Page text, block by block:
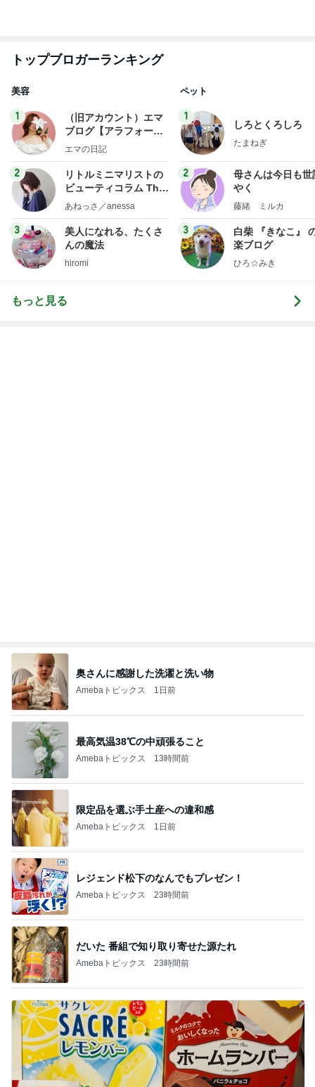
トップブロガーランキング
美容
1
（旧アカウント）エマ
ブログ【アラフォー会
社売却セカンドライ
エマの日記
2
リトルミニマリストの
ビューティコラム The
little minimalist's bea
あねっさ／anessa
3
美人になれる、たくさ
んの魔法
hiromi
ペット
1
しろとくろしろ
たまねぎ
2
母さんは今日も世
やく
藤緒 ミルカ
3
白柴 『きなこ』
楽ブログ
ひろ☆みき
もっと見る
奥さんに感謝した洗濯と洗い物
Amebaトピックス 1日前
最高気温38℃の中頑張ること
Amebaトピックス 13時間前
限定品を選ぶ手土産への違和感
Amebaトピックス 1日前
レジェンド松下のなんでもプレゼン！
Amebaトピックス 23時間前
だいた 番組で知り取り寄せた源たれ
Amebaトピックス 23時間前